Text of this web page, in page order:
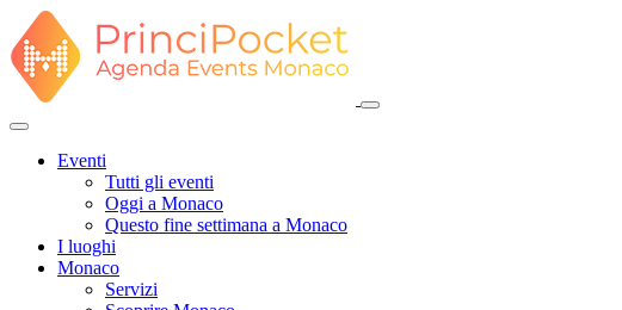
Eventi
Tutti gli eventi
Oggi a Monaco
Questo fine settimana a Monaco
I luoghi
Monaco
Servizi